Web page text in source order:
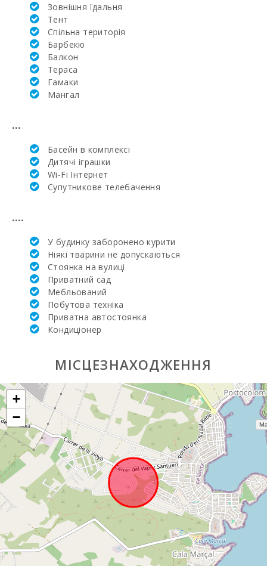
Супермаркет -
Меркадона (км):
Супермаркет
EROSKY (м):
Супермаркет
SPAR (м):
Парк Катманду
Парк розваг -
Акваріум
Марінеленд-
Пляж Кала Гран
Пляж Кала Дор
Пляж Кала
Феррера (км):
Пляж Кала
Мурада (км):
Пляж S´Arenal
Порто Колом
(км):
Пляж Кала
Брафi (км):
Пляж Кала
Марсал (км):
Відстань до
ресторанів (м):
Зовнішня їдальня
Тент
Cпільна територія
Барбекю
Балкон
Тераса
Гамаки
Mангал
...
Басейн в комплексi
Дитячі іграшки
Wi-Fi Інтернет
Супутникове телебачення
....
У будинку заборонено курити
Ніякі тварини не допускаються
Стоянка на вулиці
Приватний сад
Мебльований
Побутова техніка
Приватна автостоянка
Кондиціонер
МІСЦЕЗНАХОДЖЕННЯ
+
−